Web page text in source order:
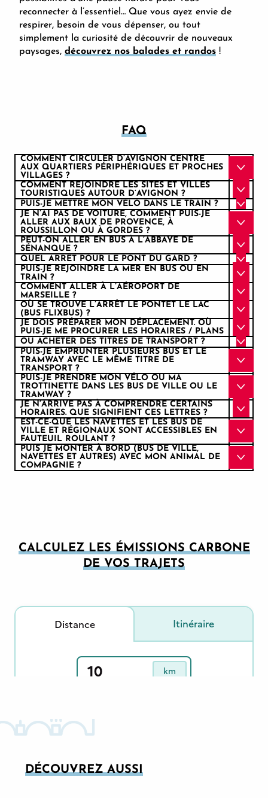
Excursionnistes
En voiture électrique
Voies vertes + voies partagées
reconnecter à l’essentiel… Que vous ayez envie de
respirer, besoin de vous dépenser, ou tout
simplement la curiosité de découvrir de nouveaux
paysages, découvrez nos balades et randos !
FAQ
COMMENT CIRCULER D’AVIGNON CENTRE
AUX QUARTIERS PÉRIPHÉRIQUES ET PROCHES
VILLAGES ?
COMMENT REJOINDRE LES SITES ET VILLES
TOURISTIQUES AUTOUR D’AVIGNON ?
PUIS-JE METTRE MON VÉLO DANS LE TRAIN ?
JE N’AI PAS DE VOITURE, COMMENT PUIS-JE
ALLER AUX BAUX DE PROVENCE, À
ROUSSILLON OU À GORDES ?
PEUT-ON ALLER EN BUS À L’ABBAYE DE
SÉNANQUE ?
QUEL ARRÊT POUR LE PONT DU GARD ?
PUIS-JE REJOINDRE LA MER EN BUS OU EN
TRAIN ?
COMMENT ALLER À L’AÉROPORT DE
MARSEILLE ?
OÙ SE TROUVE L’ARRÊT LE PONTET LE LAC
(BUS FLIXBUS) ?
JE DOIS PRÉPARER MON DÉPLACEMENT. OÙ
PUIS-JE ME PROCURER LES HORAIRES / PLANS
OÙ ACHETER DES TITRES DE TRANSPORT ?
PUIS-JE EMPRUNTER PLUSIEURS BUS ET LE
TRAMWAY AVEC LE MÊME TITRE DE
TRANSPORT ?
PUIS-JE PRENDRE MON VÉLO OU MA
TROTTINETTE DANS LES BUS DE VILLE OU LE
TRAMWAY ?
JE N’ARRIVE PAS À COMPRENDRE CERTAINS
HORAIRES. QUE SIGNIFIENT CES LETTRES ?
EST-CE-QUE LES NAVETTES ET LES BUS DE
VILLE ET RÉGIONAUX SONT ACCESSIBLES EN
FAUTEUIL ROULANT ?
PUIS JE MONTER À BORD (BUS DE VILLE,
NAVETTES ET AUTRES) AVEC MON ANIMAL DE
COMPAGNIE ?
CALCULEZ LES ÉMISSIONS CARBONE
DE VOS TRAJETS
DÉCOUVREZ AUSSI